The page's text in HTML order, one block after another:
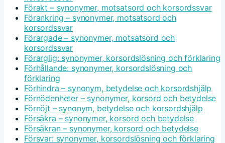
Förakt – synonymer, motsatsord och korsordssvar
Förankring – synonymer, motsatsord och
korsordssvar
Förargade – synonymer, motsatsord och
korsordssvar
Förarglig: synonymer, korsordslösning och förklaring
Förhållande: synonymer, korsordslösning och
förklaring
Förhindra – synonym, betydelse och korsordshjälp
Förnödenheter – synonymer, korsord och betydelse
Förnöjt – synonym, betydelse och korsordshjälp
Försäkra – synonymer, korsord och betydelse
Försäkran – synonymer, korsord och betydelse
Försvar: synonymer, korsordslösning och förklaring